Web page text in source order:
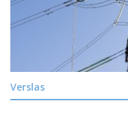
Verslas